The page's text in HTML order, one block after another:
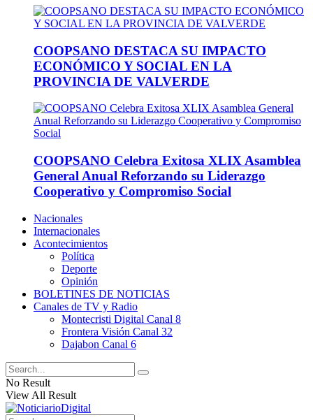
COOPSANO DESTACA SU IMPACTO
ECONÓMICO Y SOCIAL EN LA
PROVINCIA DE VALVERDE
COOPSANO Celebra Exitosa XLIX Asamblea
General Anual Reforzando su Liderazgo
Cooperativo y Compromiso Social
Nacionales
Internacionales
Acontecimientos
Política
Deporte
Opinión
BOLETINES DE NOTICIAS
Canales de TV y Radio
Montecristi Digital Canal 8
Frontera Visión Canal 32
Dajabon Canal 6
No Result
View All Result